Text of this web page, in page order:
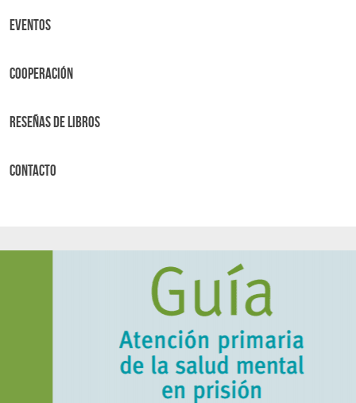
Eventos
Cooperación
Reseñas de libros
Contacto